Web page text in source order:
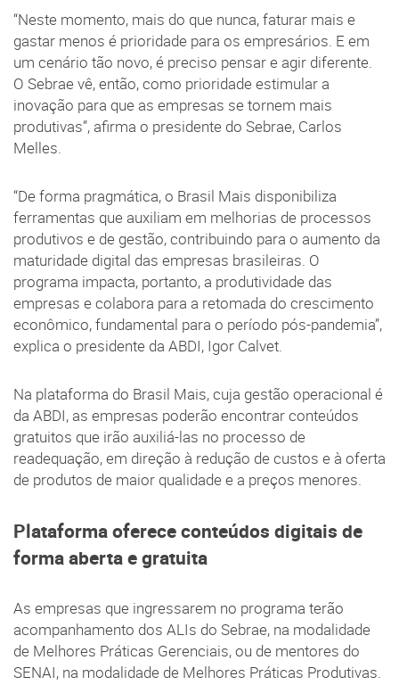
“Neste momento, mais do que nunca, faturar mais e
gastar menos é prioridade para os empresários. E em
um cenário tão novo, é preciso pensar e agir diferente.
O Sebrae vê, então, como prioridade estimular a
inovação para que as empresas se tornem mais
produtivas”, afirma o presidente do Sebrae, Carlos
Melles.
“De forma pragmática, o Brasil Mais disponibiliza
ferramentas que auxiliam em melhorias de processos
produtivos e de gestão, contribuindo para o aumento da
maturidade digital das empresas brasileiras. O
programa impacta, portanto, a produtividade das
empresas e colabora para a retomada do crescimento
econômico, fundamental para o período pós-pandemia”,
explica o presidente da ABDI, Igor Calvet.
Na plataforma do Brasil Mais, cuja gestão operacional é
da ABDI, as empresas poderão encontrar conteúdos
gratuitos que irão auxiliá-las no processo de
readequação, em direção à redução de custos e à oferta
de produtos de maior qualidade e a preços menores.
Plataforma oferece conteúdos digitais de
forma aberta e gratuita
As empresas que ingressarem no programa terão
acompanhamento dos ALIs do Sebrae, na modalidade
de Melhores Práticas Gerenciais, ou de mentores do
SENAI, na modalidade de Melhores Práticas Produtivas.